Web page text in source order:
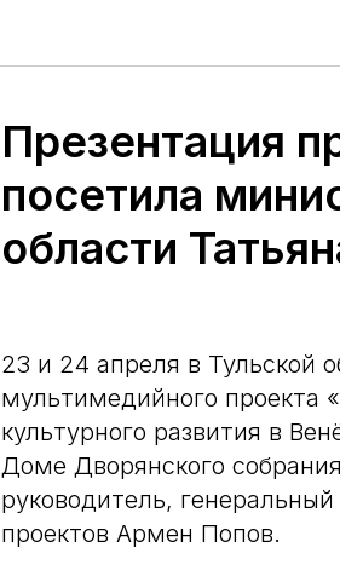
Презентация
посетила
области
23 и 24 апреля в Тульской
мультимедийного проекта
культурного развития в
Доме Дворянского
руководитель,
проектов Армен Попов.